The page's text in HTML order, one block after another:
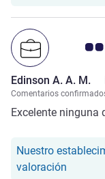
Nota
Edinson A. A. M.
Comentarios
Excelente ninguna
Nuestro
valoración